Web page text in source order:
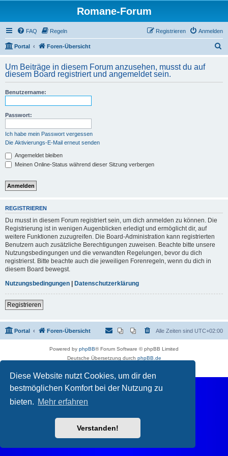
Diese Website nutzt Cookies, um dir den
bestmöglichen Komfort bei der Nutzung zu
bieten. Mehr erfahren
Verstanden!
Romane-Forum
FAQ Regeln Anmelden
Registrieren
Portal Foren-Übersicht
h
Um Beiträge in diesem Forum anzusehen, musst du auf
diesem Board registriert und angemeldet sein.
Benutzername:
Passwort:
Ich habe mein Passwort vergessen
Die Aktivierungs-E-Mail erneut senden
Angemeldet bleiben
Meinen Online-Status während dieser Sitzung verbergen
REGISTRIEREN
Du musst in diesem Forum registriert sein, um dich anmelden zu können. Die
Registrierung ist in wenigen Augenblicken erledigt und ermöglicht dir, auf
weitere Funktionen zuzugreifen. Die Board-Administration kann registrierten
Benutzern auch zusätzliche Berechtigungen zuweisen. Beachte bitte unsere
Nutzungsbedingungen und die verwandten Regelungen, bevor du dich
registrierst. Bitte beachte auch die jeweiligen Forenregeln, wenn du dich in
diesem Board bewegst.
Nutzungsbedingungen | Datenschutzerklärung
Registrieren
Portal Foren-Übersicht Alle Zeiten sind UTC+02:00
Powered by phpBB® Forum Software © phpBB Limited
Deutsche Übersetzung durch phpBB.de